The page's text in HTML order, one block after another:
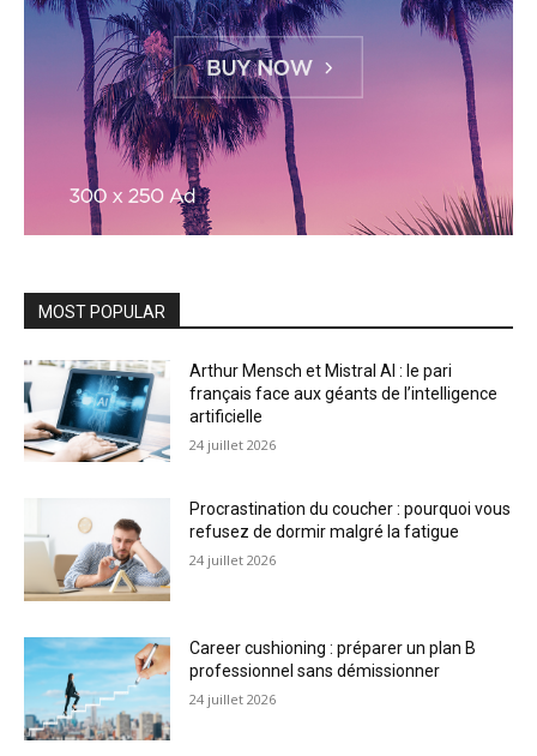
MOST POPULAR
Arthur Mensch et Mistral AI : le pari
français face aux géants de l’intelligence
artificielle
24 juillet 2026
Procrastination du coucher : pourquoi vous
refusez de dormir malgré la fatigue
24 juillet 2026
Career cushioning : préparer un plan B
professionnel sans démissionner
24 juillet 2026